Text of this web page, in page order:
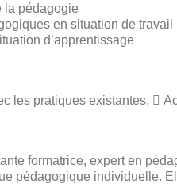
la pédagogie
en situation de travail
d’apprentissage
les pratiques existantes. 
formatrice, expert en
pédagogique individuelle.